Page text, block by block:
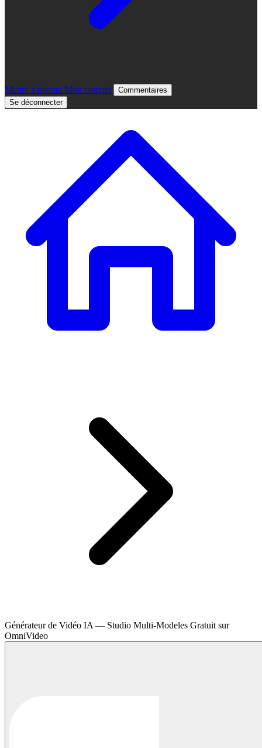
Mettre à niveau Mon compte
Commentaires
Se déconnecter
Générateur de Vidéo IA — Studio Multi-Modeles Gratuit sur
OmniVideo